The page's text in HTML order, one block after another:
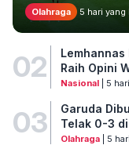
Olahraga 5 hari yang
02
Lemhannas
Raih Opini
Nasional| 5
03
Garuda
Telak 0-3
Olahraga| 5